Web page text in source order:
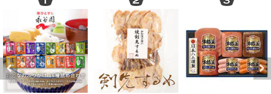
Previous Next